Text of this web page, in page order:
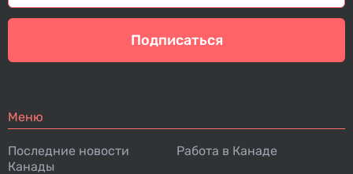
Подписаться
Меню
Последние новости
Канады
Работа в Канаде